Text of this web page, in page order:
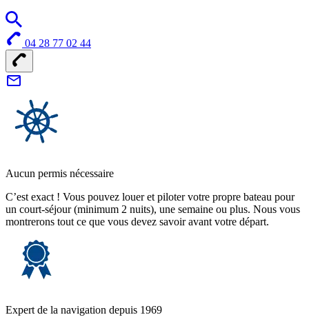
04 28 77 02 44
Aucun permis nécessaire
C’est exact ! Vous pouvez louer et piloter votre propre bateau pour
un court-séjour (minimum 2 nuits), une semaine ou plus. Nous vous
montrerons tout ce que vous devez savoir avant votre départ.
Expert de la navigation depuis 1969